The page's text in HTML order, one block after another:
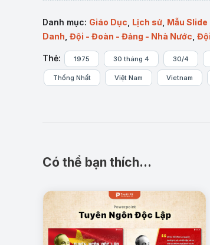
Giới thiệu tổng quan: Cung cấp
Danh mục: Giáo Dục Lịch sử Mẫu
Danh Đội - Đoàn - Đảng - Nhà Nước
Thẻ: 1975 30 tháng 4 30/4
Thống Nhất Việt Nam Vietnam
Có thể bạn thích…